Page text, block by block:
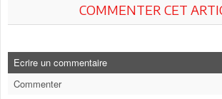
COMMENTER CET
Ecrire un commentaire
Commenter